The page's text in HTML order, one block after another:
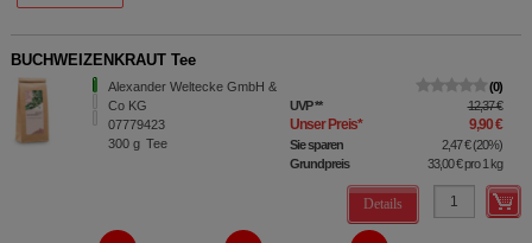
BUCHWEIZENKRAUT Tee
Alexander Weltecke GmbH &
Co KG
07779423
300 g Tee
0
UVP** 12,37 €
Unser Preis* 9,90 €
Sie sparen 2,47 €(20%)
Grundpreis
33,00 €pro 1 kg
Details